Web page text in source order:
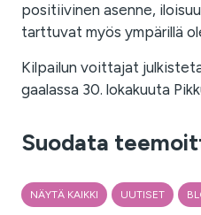
positiivinen asenne,
tarttuvat myös ympärillä
Kilpailun voittajat
gaalassa 30. lokakuuta
Suodata
NÄYTÄ KAIKKI UUTISET